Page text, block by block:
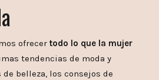
ofrecer todo lo que la mujer
tendencias de moda y
belleza, los consejos de